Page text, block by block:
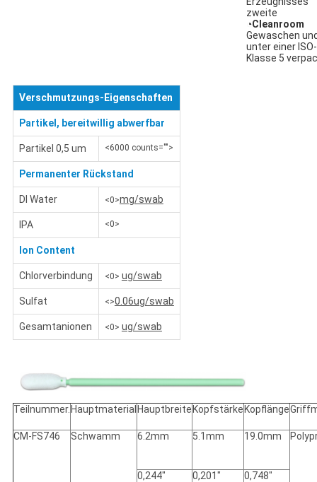
zweite
◔Cleanroom
Gewaschen
unter einer ISO-
Klasse 5
Verschmutzungs-Eigenschaften
Partikel, bereitwillig abwerfbar
Partikel 0,5 um <6000 counts="">
Permanenter Rückstand
DI Water <0>mg/swab
IPA <0>
Ion Content
Chlorverbindung <0> ug/swab
Sulfat <>0.06ug/swab
Gesamtanionen <0> ug/swab
Teilnummer. Hauptmaterial Hauptbreite Kopfstärke Kopflänge
CM-FS746 Schwamm 6.2mm 5.1mm 19.0mm
0,244" 0,201" 0,748"